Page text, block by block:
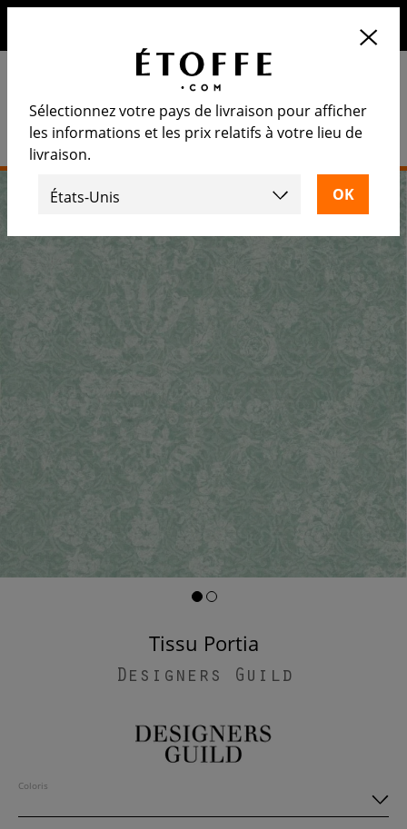
Tissu Portia
Designers Guild
Coloris
Sélectionnez votre pays de livraison pour afficher
les informations et les prix relatifs à votre lieu de
livraison.